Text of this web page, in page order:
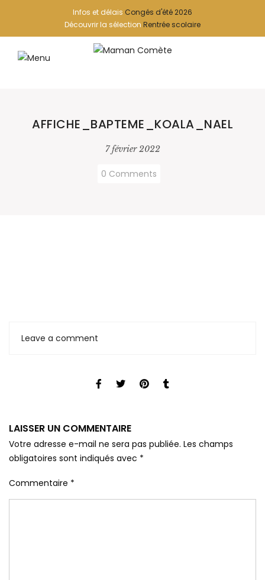
Infos et délais Congés d'été 2026
Découvrir la sélection Rentrée scolaire
AFFICHE_BAPTEME_KOALA_NAEL
7 février 2022
0 Comments
Leave a comment
LAISSER UN COMMENTAIRE
Votre adresse e-mail ne sera pas publiée. Les champs
obligatoires sont indiqués avec *
Commentaire *